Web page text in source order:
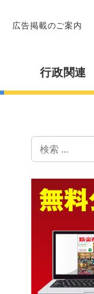
広告掲載のご案内
行政関連
索